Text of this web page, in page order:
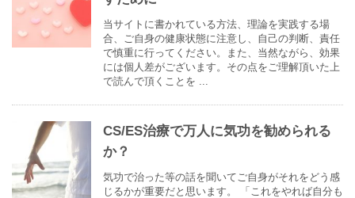
当サイトに書かれている方法、理論を実践する場
合、ご自身の健康状態に注意し、自己の判断、責任
で慎重に行ってください。また、当然ながら、効果
には個人差がございます。その点をご理解頂いた上
で読んで頂くことを ...
CS/ES治療で万人に気功を勧められる
か？
気功で治った等の話を聞いてご自身がそれをどう感
じるかが重要だと思います。 「これをやれば自分も